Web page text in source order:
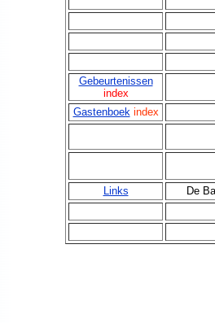
Gebeurtenissen
index
Gastenboekindex
Links De